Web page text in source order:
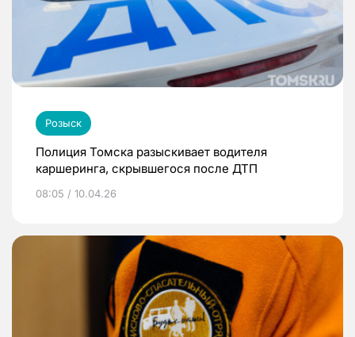
Розыск
Полиция Томска разыскивает водителя
каршеринга, скрывшегося после ДТП
08:05 / 10.04.26